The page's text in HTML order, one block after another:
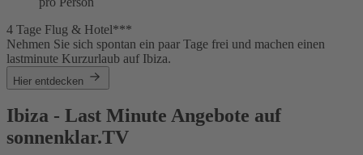
4 Tage Flug & Hotel***
Nehmen Sie sich spontan ein paar Tage frei und machen einen
lastminute Kurzurlaub auf Ibiza.
Hier entdecken
Ibiza - Last Minute Angebote auf
sonnenklar.TV